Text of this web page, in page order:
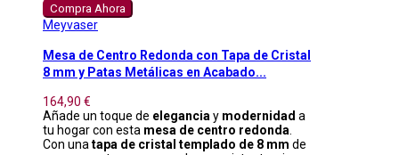
Compra Ahora
Meyvaser
Mesa de Centro Redonda con Tapa de Cristal
8 mm y Patas Metálicas en Acabado...
164,90 €
Añade un toque de eleganciay modernidad a
tu hogar con esta mesa de centro redonda.
Con unatapa de cristal templado de 8 mm de